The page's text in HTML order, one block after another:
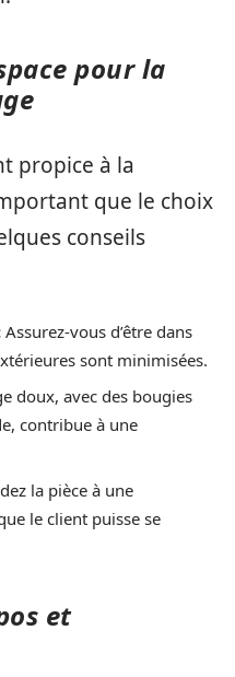
pour la
propice à la
que le choix
conseils
Assurez-vous d’être dans
sont minimisées.
doux, avec des bougies
contribue à une
la pièce à une
le client puisse se
et